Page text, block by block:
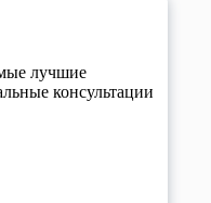
лучшие
консультации